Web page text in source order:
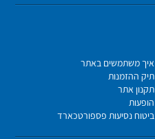
איך משתמשים באתר
תיק ההזמנות
תקנון אתר
הופעות
ביטוח נסיעות פספורטכארד